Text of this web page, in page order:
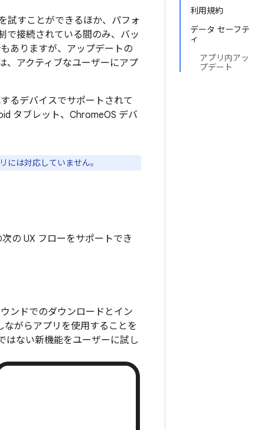
利用規約
データ セーフテ
ィ
アプリ内アッ
プデート
試すことができるほか、パフォ
で接続されている間のみ、バッ
ありますが、アップデートの
、アクティブなユーザーにアプ
るデバイスでサポートされて
タブレット、ChromeOS デバ
には対応していません。
の UX フローをサポートでき
ンドでのダウンロードとイン
がらアプリを使用することを
はない新機能をユーザーに試し